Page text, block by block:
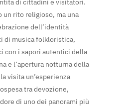
di cittadini e visitatori.
un rito religioso, ma una
dell’identità
di musica folkloristica,
con i sapori autentici della
e l’apertura notturna della
visita un’esperienza
tra devozione,
di uno dei panorami più